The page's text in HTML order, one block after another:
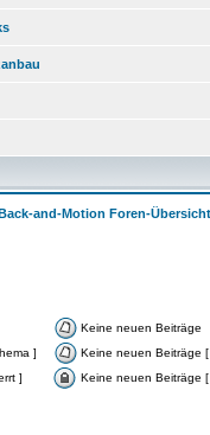
and-Motion Foren-Übersicht
Keine neuen Beiträge
]
Keine neuen Beiträge [
]
Keine neuen Beiträge [